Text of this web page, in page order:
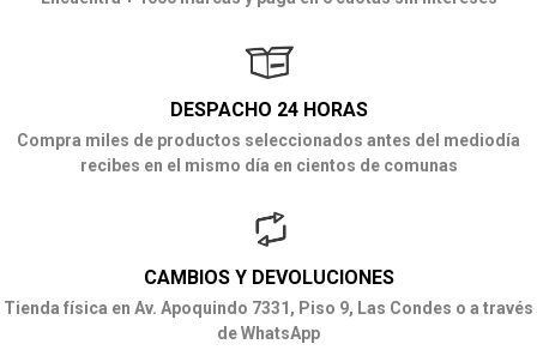
DESPACHO 24 HORAS
Compra miles de productos seleccionados antes del mediodía
recibes en el mismo día en cientos de comunas
CAMBIOS Y DEVOLUCIONES
Tienda física en Av. Apoquindo 7331, Piso 9, Las Condes o a través
de WhatsApp